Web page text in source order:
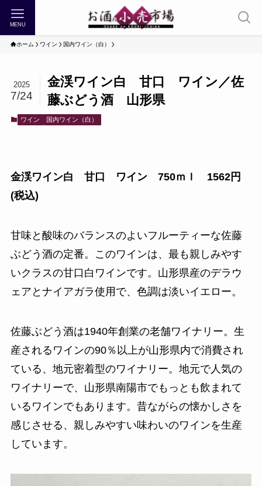
MENU
ホーム ワイン 国内ワイン（白）
金渓ワイン白 甘口 ワイン／佐
藤ぶどう酒 山形県
2025
7/24
ワイン 国内ワイン（白）
金渓ワイン白 甘口 ワイン 750ｍｌ 1562円
(税込)
甘味と酸味のバランスのよいフルーティーな佐藤
ぶどう酒の定番。このワインは、最も親しみやす
いクラスの甘口白ワインです。山形県産のデラウ
ェアとナイアガラ使用で、色調は淡いイエロー。
佐藤ぶどう酒は1940年創業の老舗ワイナリー。生
産されるワインの90％以上が山形県内で消費され
ている、地元密着型のワイナリー。地元で人気の
ワイナリーで、山形県南陽市でもっとも飲まれて
いるワインでもあります。昔ながらの懐かしさを
感じさせる、親しみやすい味わいのワインを生産
しています。